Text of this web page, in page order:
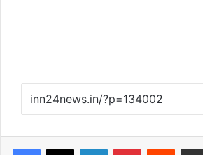
Facebook
X LinkedInPinterestReddit